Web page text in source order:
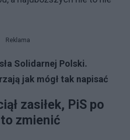
Reklama
Solidarnej Polski.
jak mógł tak napisać
zasiłek, PiS po
zmienić